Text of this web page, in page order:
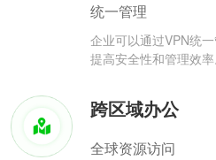
统一管理
企业可以通过VPN统
提高安全性和管理效率
跨区域办公
全球资源访问